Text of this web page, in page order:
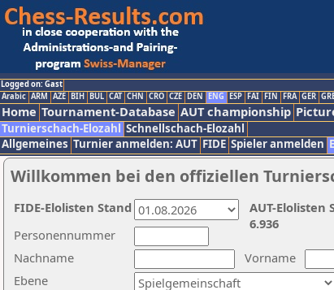
Logged on: Gast
Arabic ARM AZE BIH BUL CAT CHN CRO CZE DEN ENG ESP FAI FIN FRA GER
Home Tournament-Database AUT championship
Turnierschach-Elozahl Schnellschach-Elozahl
Allgemeines Turnier anmelden: AUT FIDE Spieler anmelden
Willkommen bei den offiziellen
Nachname
Vorname
Ebene
Personennummer
AUT-Elolisten
6.936
FIDE-Elolisten Stand